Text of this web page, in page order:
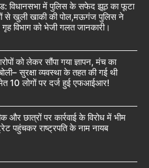
विधानसभा में पुलिस के सफेद झूठ का फूटा
से खुली खाकी की पोल,मऊगंज पुलिस ने
विभाग को भेजी गलत जानकारी।
को लेकर सौंपा गया ज्ञापन, मंच का
सुरक्षा व्यवस्था के तहत की गई थी
10 लोगों पर दर्ज हुई एफआईआर!
छात्रों पर कार्रवाई के विरोध में भीम
पहुंचकर राष्ट्रपति के नाम नायब